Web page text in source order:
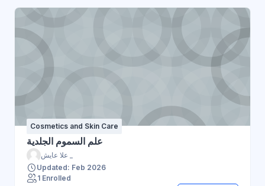
Cosmetics and Skin Care
علم السموم الجلدية
Updated: Feb 2026
1 Enrolled